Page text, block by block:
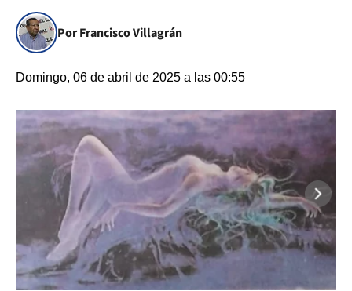
Por Francisco Villagrán
Domingo, 06 de abril de 2025 a las 00:55